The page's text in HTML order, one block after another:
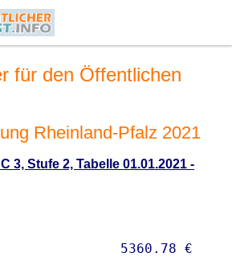
für den Öffentlichen
Rheinland-Pfalz 2021
3, Stufe 2, Tabelle 01.01.2021 -